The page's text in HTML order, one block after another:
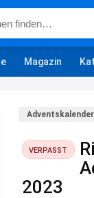
Magazin
Adventskalender
VERPASST
2023